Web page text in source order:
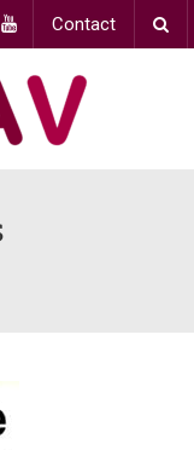
Contact